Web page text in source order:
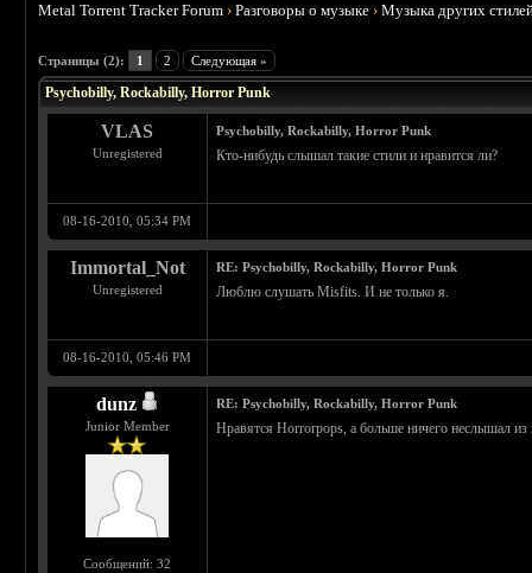
Metal Torrent Tracker Forum ›Разговоры о музыке ›Музыка других
Страницы (2): 1 2 Следующая »
Psychobilly, Rockabilly, Horror Punk
VLAS
Unregistered
Psychobilly, Rockabilly, Horror Punk
Кто-нибудь слышал такие стили и нравится ли?
08-16-2010, 05:34 PM
Immortal_Not
Unregistered
RE: Psychobilly, Rockabilly, Horror Punk
Люблю слушать Misfits. И не только я.
08-16-2010, 05:46 PM
dunz
Junior Member
Сообщений: 32
RE: Psychobilly, Rockabilly, Horror Punk
Нравятся Horrorpops, а больше ничего неслышал